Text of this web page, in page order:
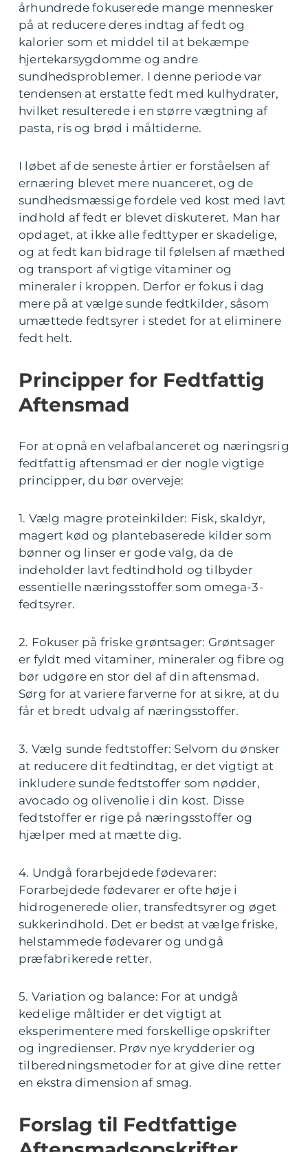
århundrede fokuserede mange mennesker
på at reducere deres indtag af fedt og
kalorier som et middel til at bekæmpe
hjertekarsygdomme og andre
sundhedsproblemer. I denne periode var
tendensen at erstatte fedt med kulhydrater,
hvilket resulterede i en større vægtning af
pasta, ris og brød i måltiderne.
I løbet af de seneste årtier er forståelsen af
ernæring blevet mere nuanceret, og de
sundhedsmæssige fordele ved kost med lavt
indhold af fedt er blevet diskuteret. Man har
opdaget, at ikke alle fedttyper er skadelige,
og at fedt kan bidrage til følelsen af mæthed
og transport af vigtige vitaminer og
mineraler i kroppen. Derfor er fokus i dag
mere på at vælge sunde fedtkilder, såsom
umættede fedtsyrer i stedet for at eliminere
fedt helt.
Principper for Fedtfattig
Aftensmad
For at opnå en velafbalanceret og næringsrig
fedtfattig aftensmad er der nogle vigtige
principper, du bør overveje:
1. Vælg magre proteinkilder: Fisk, skaldyr,
magert kød og plantebaserede kilder som
bønner og linser er gode valg, da de
indeholder lavt fedtindhold og tilbyder
essentielle næringsstoffer som omega-3-
fedtsyrer.
2. Fokuser på friske grøntsager: Grøntsager
er fyldt med vitaminer, mineraler og fibre og
bør udgøre en stor del af din aftensmad.
Sørg for at variere farverne for at sikre, at du
får et bredt udvalg af næringsstoffer.
3. Vælg sunde fedtstoffer: Selvom du ønsker
at reducere dit fedtindtag, er det vigtigt at
inkludere sunde fedtstoffer som nødder,
avocado og olivenolie i din kost. Disse
fedtstoffer er rige på næringsstoffer og
hjælper med at mætte dig.
4. Undgå forarbejdede fødevarer:
Forarbejdede fødevarer er ofte høje i
hidrogenerede olier, transfedtsyrer og øget
sukkerindhold. Det er bedst at vælge friske,
helstammede fødevarer og undgå
præfabrikerede retter.
5. Variation og balance: For at undgå
kedelige måltider er det vigtigt at
eksperimentere med forskellige opskrifter
og ingredienser. Prøv nye krydderier og
tilberedningsmetoder for at give dine retter
en ekstra dimension af smag.
Forslag til Fedtfattige